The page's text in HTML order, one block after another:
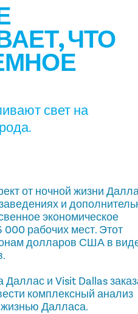
ЧТО
свет на
от ночной жизни
и
экономическое
рабочих мест. Этот
долларов США в
и Visit Dallas
комплексный анализ
жизнью Далласа.